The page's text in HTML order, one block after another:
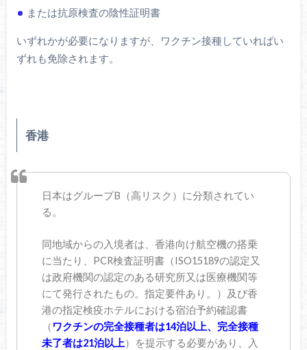
または抗原検査の陰性証明書
いずれかが必要になりますが、ワクチン接種していればい
ずれも免除されます。
香港
日本はグループB（高リスク）に分類されてい
る。
同地域からの入境者は、香港向け航空機の搭乗
に当たり、PCR検査証明書（ISO15189の認定又
は政府機関の認定のある研究所又は医療機関等
にて発行されたもの。指定要件あり。）及び香
港の指定検疫ホテルにおける宿泊予約確認書
（ ワクチンの完全接種者は14泊以上、完全接種
未了者は21泊以上）を提示する必要があり、入